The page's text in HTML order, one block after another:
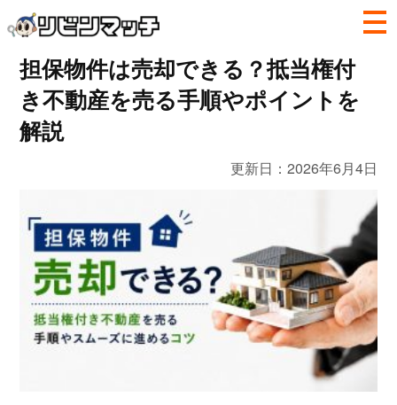
担保物件は売却できる？抵当権付
き不動産を売る手順やポイントを
解説
更新日：2026年6月4日